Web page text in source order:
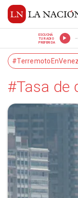
ESCUCHÁ
TU RADIO
PREFERIDA
#Tasa de